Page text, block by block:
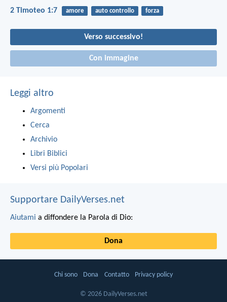
2 Timoteo 1:7 amore auto controllo forza
Verso successivo!
Con immagine
Leggi altro
Argomenti
Cerca
Archivio
Libri Biblici
Versi più Popolari
Supportare DailyVerses.net
Aiutami a diffondere la Parola di Dio:
Dona
Chi sono Dona Contatto Privacy policy
© 2026 DailyVerses.net